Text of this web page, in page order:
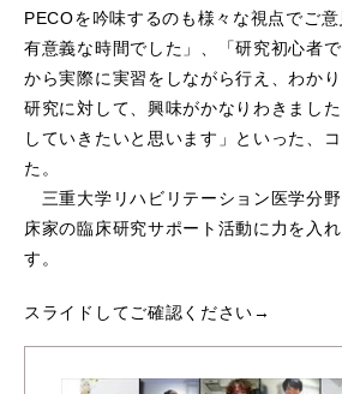
PECOを吟味するのも様々な視点でご
有意義な時間でした」、「研究初心者
から実際に実習をしながら行え、わかり
研究に対して、興味がかなりわきまし
していきたいと思います」といった、
た。
三重大学リハビリテーション医学分
床家の臨床研究サポート活動に力を入
す。
スライドしてご確認ください→